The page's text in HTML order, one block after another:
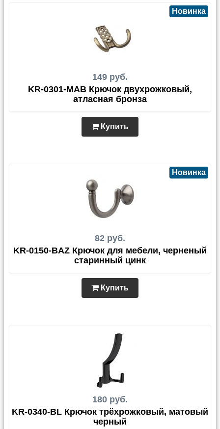
149 руб.
Новинка
KR-0301-MAB Крючок двухрожковый,
атласная бронза
Купить
82 руб.
Новинка
KR-0150-BAZ Крючок для мебели, черненый
старинный цинк
Купить
180 руб.
KR-0340-BL Крючок трёхрожковый, матовый
черный